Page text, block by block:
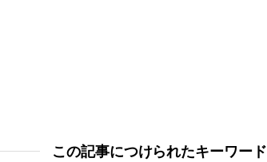
この記事につけられたキーワード